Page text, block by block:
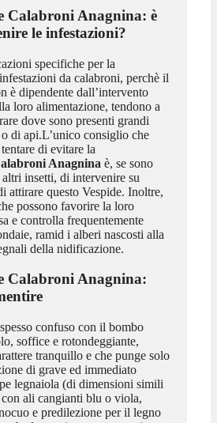
Calabroni Anagnina: è
le infestazioni?
specifiche per la
da calabroni, perchè il
è dipendente dall’intervento
loro alimentazione, tendono a
dove sono presenti grandi
di api.L’unico consiglio che
di evitare la
Anagnina è, se sono
insetti, di intervenire su
attirare questo Vespide. Inoltre,
possono favorire la loro
e controlla frequentemente
ramid i alberi nascosti alla
della nidificazione.
Calabroni Anagnina:
confuso con il bombo
soffice e rotondeggiante,
tranquillo e che punge solo
di grave ed immediato
legnaiola (di dimensioni simili
ali cangianti blu o viola,
e predilezione per il legno